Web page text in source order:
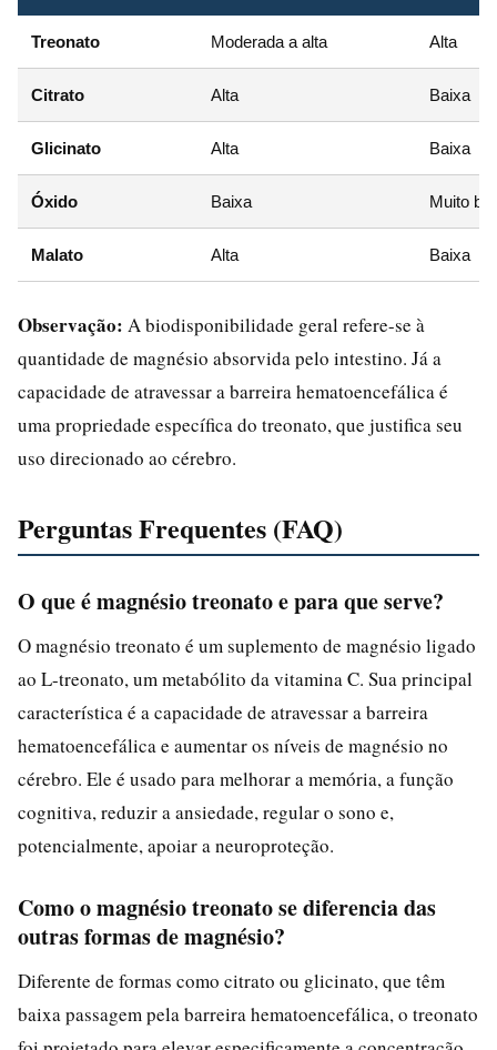
Treonato Moderada a alta Alta
Citrato Alta Baixa
Glicinato Alta Baixa
Óxido Baixa Muito
Malato Alta Baixa
Observação: A biodisponibilidade geral refere-se à
quantidade de magnésio absorvida pelo intestino. Já a
capacidade de atravessar a barreira hematoencefálica é
uma propriedade específica do treonato, que justifica seu
uso direcionado ao cérebro.
Perguntas Frequentes (FAQ)
O que é magnésio treonato e para que serve?
O magnésio treonato é um suplemento de magnésio ligado
ao L-treonato, um metabólito da vitamina C. Sua principal
característica é a capacidade de atravessar a barreira
hematoencefálica e aumentar os níveis de magnésio no
cérebro. Ele é usado para melhorar a memória, a função
cognitiva, reduzir a ansiedade, regular o sono e,
potencialmente, apoiar a neuroproteção.
Como o magnésio treonato se diferencia das
outras formas de magnésio?
Diferente de formas como citrato ou glicinato, que têm
baixa passagem pela barreira hematoencefálica, o treonato